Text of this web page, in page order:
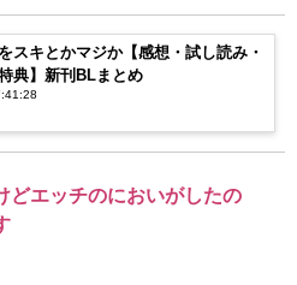
スキとかマジか【感想・試し読み・
典】新刊BLまとめ
どエッチのにおいがしたの